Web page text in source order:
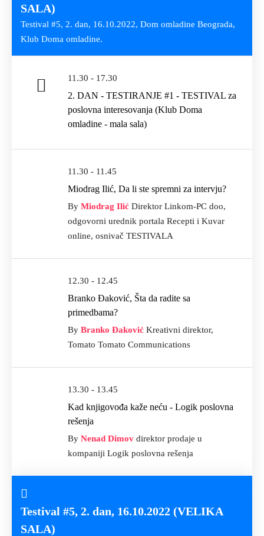
SALA)
Testival #5, 2. dan, 16.10.2022, Dom omladine Beograda,
Klub Doma omladine.
11.30 - 17.30
2. DAN - TESTIRANJE #1 - TESTIVAL za
poslovna interesovanja (Klub Doma
omladine - mala sala)
11.30 - 11.45
Miodrag Ilić, Da li ste spremni za intervju?
By Miodrag Ilić Direktor Linkom-PC doo,
odgovorni urednik portala Recepti i Kuvar
online, osnivač TESTIVALA
12.30 - 12.45
Branko Đaković, Šta da radite sa
primedbama?
By Branko Đaković Kreativni direktor,
Tomato Tomato Communications
13.30 - 13.45
Kad knjigovođa kaže neću - Logik poslovna
rešenja
By Nenad Dimov direktor prodaje u
kompaniji Logik poslovna rešenja
Testival #5, 2. dan, 16.10.2022 (VELIKA
SALA)